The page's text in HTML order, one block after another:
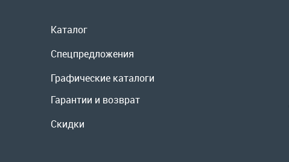
Гарантии и возврат
Скидки